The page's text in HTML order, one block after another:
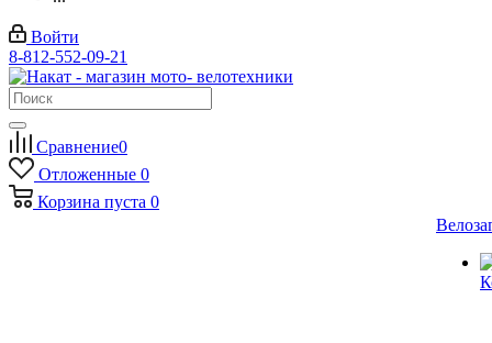
Войти
8-812-552-09-21
Сравнение0
Отложенные 0
Корзина пуста 0